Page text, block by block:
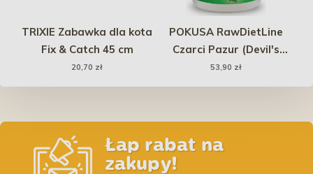
TRIXIE Zabawka dla kota
Fix & Catch 45 cm
20,70 zł
POKUSA RawDietLine
Czarci Pazur (Devil's
Claw) - wsparcie
aparatu ruchu psów i
53,90 zł
Łap rabat na
zakupy!